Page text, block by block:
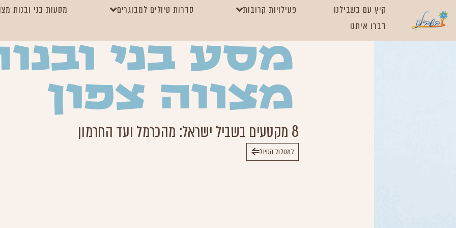
קיץ עם בשבילנו פעילויות קרובות סדרות טיולים למבוגרים מסעות בני ובנות
דברו איתנו
מסע בני
מצווה צפון
8 מקטעים בשביל ישראל: מהכרמל ועד החרמון
למסלול הטיול